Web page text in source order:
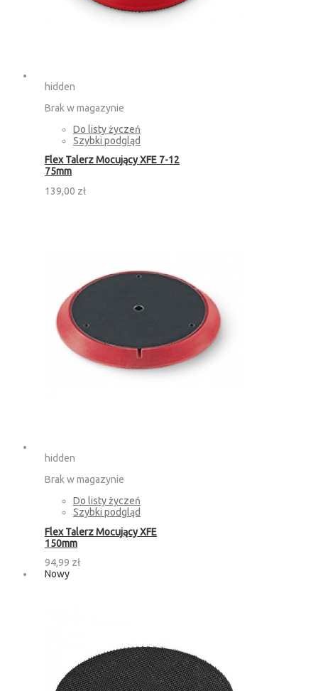
hidden
Brak w magazynie
Do listy życzeń
Szybki podgląd
Flex Talerz Mocujący XFE 7-12
75mm
139,00 zł
hidden
Brak w magazynie
Do listy życzeń
Szybki podgląd
Flex Talerz Mocujący XFE
150mm
94,99 zł
Nowy